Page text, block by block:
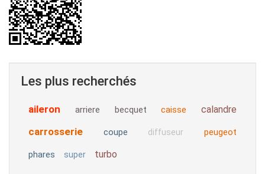
Les plus recherchés
aileron arriere becquet caisse calandre
carrosserie coupe diffuseur peugeot
phares super turbo